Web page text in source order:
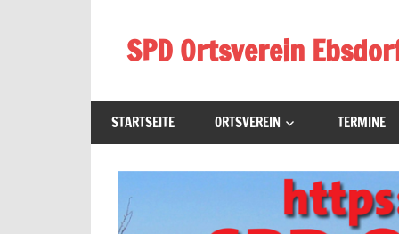
springenSPD Ortsverein
des
SPD-
Ortsverein
Ebsdorf
STARTSEITE ORTSVEREIN TERMINE